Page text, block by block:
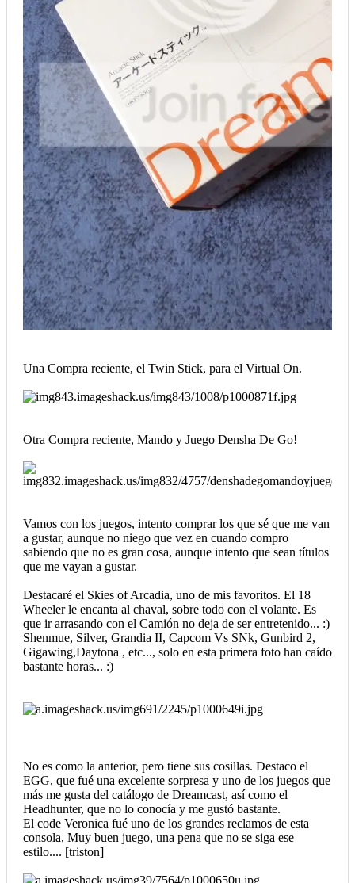
Una Compra reciente, el Twin Stick, para el Virtual On.
Otra Compra reciente, Mando y Juego Densha De Go!
Vamos con los juegos, intento comprar los que sé que me van
a gustar, aunque no niego que vez en cuando compro
sabiendo que no es gran cosa, aunque intento que sean títulos
que me vayan a gustar.
Destacaré el Skies of Arcadia, uno de mis favoritos. El 18
Wheeler le encanta al chaval, sobre todo con el volante. Es
que ir arrasando con el Camión no deja de ser entretenido... :)
Shenmue, Silver, Grandia II, Capcom Vs SNk, Gunbird 2,
Gigawing,Daytona , etc..., solo en esta primera foto han caído
bastante horas... :)
No es como la anterior, pero tiene sus cosillas. Destaco el
EGG, que fué una excelente sorpresa y uno de los juegos que
más me gusta del catálogo de Dreamcast, así como el
Headhunter, que no lo conocía y me gustó bastante.
El code Veronica fué uno de los grandes reclamos de esta
consola, Muy buen juego, una pena que no se siga ese
estilo.... [triston]